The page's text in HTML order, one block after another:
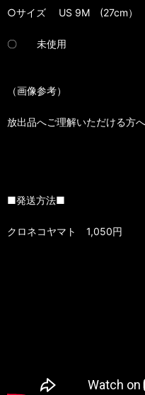
○サイズ US 9M (27cm）
〇 未使用
（画像参考）
放出品へご理解いただける方
■発送方法■
クロネコヤマト 1,050円